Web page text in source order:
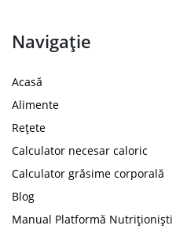
Navigație
Acasă
Alimente
Rețete
Calculator necesar caloric
Calculator grăsime corporală
Blog
Manual Platformă Nutriționiști